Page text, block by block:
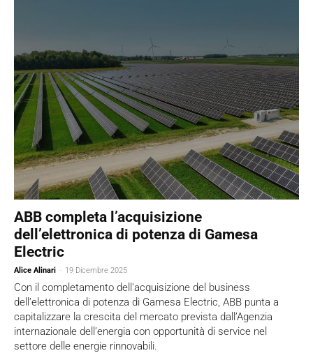
ABB completa l’acquisizione
dell’elettronica di potenza di Gamesa
Electric
Alice Alinari - 19 Dicembre 2025
Con il completamento dell'acquisizione del business
dell’elettronica di potenza di Gamesa Electric, ABB punta a
capitalizzare la crescita del mercato prevista dall’Agenzia
internazionale dell’energia con opportunità di service nel
settore delle energie rinnovabili.